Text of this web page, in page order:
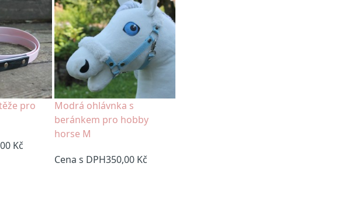
pro
Kč
Modrá ohlávnka s
beránkem pro hobby
horse M
Cena s DPH350,00 Kč